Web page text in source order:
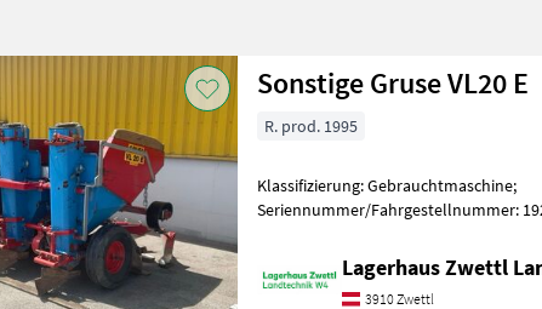
Sonstige Gruse VL20 E
R. prod. 1995
Klassifizierung: Gebrauchtmaschine;
Seriennummer/Fahrgestellnummer:
Lagerhaus Zwettl
3910 Zwettl